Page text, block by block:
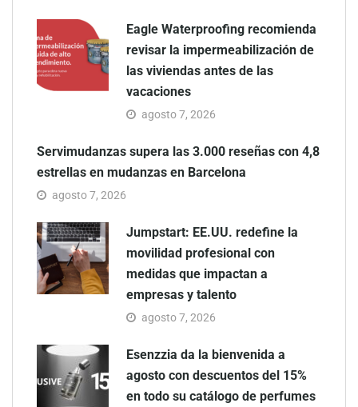
Eagle Waterproofing recomienda
revisar la impermeabilización de
las viviendas antes de las
vacaciones
agosto 7, 2026
Servimudanzas supera las 3.000 reseñas con 4,8
estrellas en mudanzas en Barcelona
agosto 7, 2026
Jumpstart: EE.UU. redefine la
movilidad profesional con
medidas que impactan a
empresas y talento
agosto 7, 2026
Esenzzia da la bienvenida a
agosto con descuentos del 15%
en todo su catálogo de perfumes